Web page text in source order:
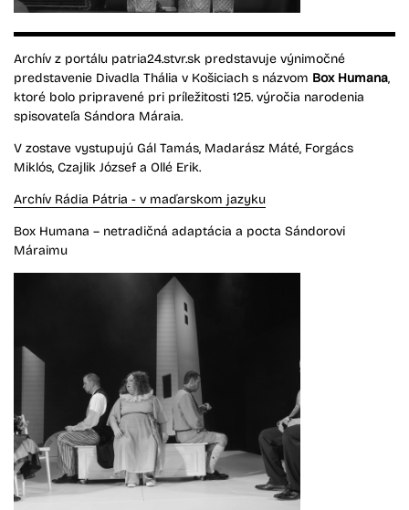
Archív z portálu patria24.stvr.sk predstavuje výnimočné
predstavenie Divadla Thália v Košiciach s názvom Box Humana,
ktoré bolo pripravené pri príležitosti 125. výročia narodenia
spisovateľa Sándora Máraia.
V zostave vystupujú Gál Tamás, Madarász Máté, Forgács
Miklós, Czajlik József a Ollé Erik.
Archív Rádia Pátria - v maďarskom jazyku
Box Humana – netradičná adaptácia a pocta Sándorovi
Máraimu